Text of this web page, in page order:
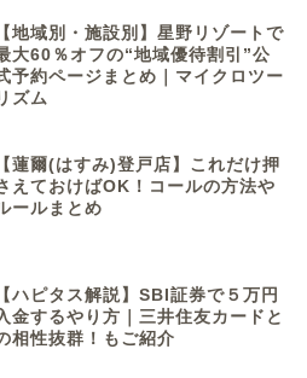
【地域別・施設別】星野リゾートで
大60％オフの“地域優待割引”公
予約ページまとめ｜マイクロツー
ズム
【蓮爾(はすみ)登戸店】これだけ押
えておけばOK！コールの方法や
ールまとめ
【ハピタス解説】SBI証券で５万円
金するやり方｜三井住友カードと
相性抜群！もご紹介